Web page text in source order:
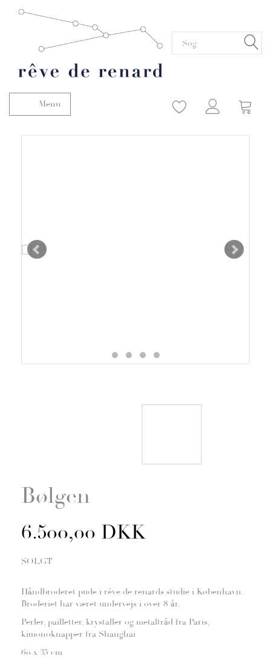
Skifte navigation
Menu
Bølgen
6.500,00 DKK
SOLGT
Håndbroderet pude i rêve de renards studie i København.
Broderiet har været undervejs i over 8 år.
Perler, pailletter, krystaller og metaltråd fra Paris,
kimonoknapper fra Shanghai
60 x 35 cm